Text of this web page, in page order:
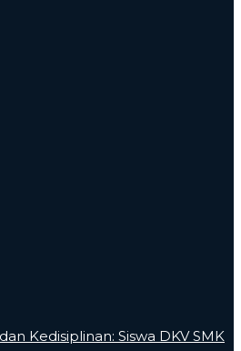
Kedisiplinan: Siswa DKV SMK